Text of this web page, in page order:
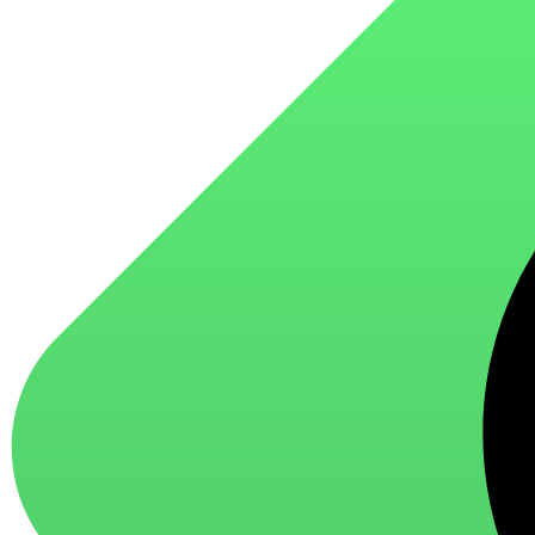
для ароматизации и нейтрализации запахов
для стирки и ухода за тканями
для ковров и текстильных изделий
специализированные чистящие средства
универсальные чистящие средства
дезинфицирующие средства
Автохимия и автокосметика
автоэмали
аэрозольные смазки